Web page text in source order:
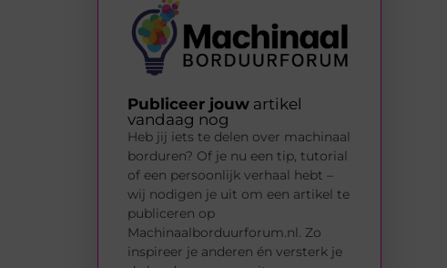
Publiceer jouw artikel
vandaag nog
Heb jij iets te delen over machinaal
borduren? Of je nu een tip, tutorial
of een persoonlijk verhaal hebt –
wij nodigen je uit om een artikel te
publiceren op
Machinaalborduurforum.nl. Zo
inspireer je anderen én versterk je